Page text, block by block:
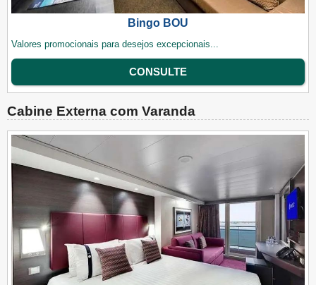
Bingo BOU
Valores promocionais para desejos excepcionais...
CONSULTE
Cabine Externa com Varanda